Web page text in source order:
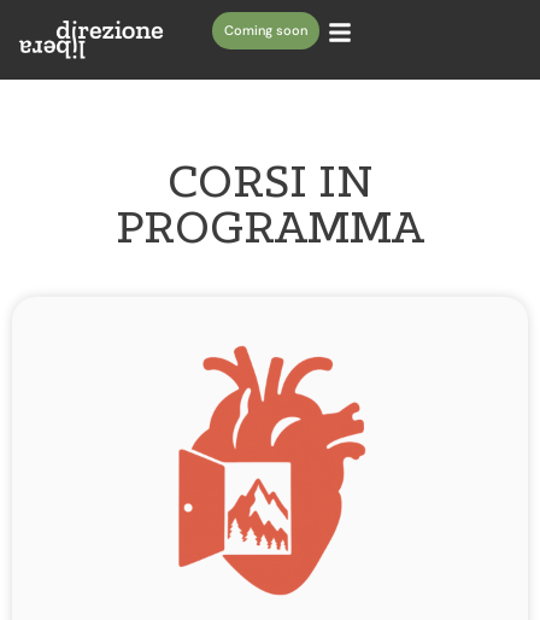
Coming soon
CORSI IN
PROGRAMMA